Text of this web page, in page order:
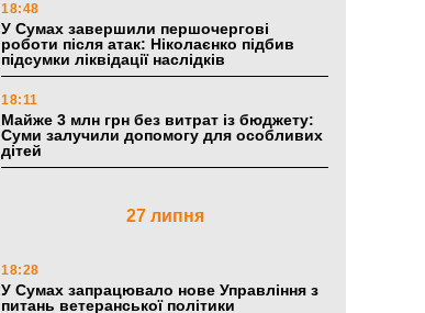
18:48
У Сумах завершили першочергові
роботи після атак: Ніколаєнко підбив
підсумки ліквідації наслідків
18:11
Майже 3 млн грн без витрат із бюджету:
Суми залучили допомогу для особливих
дітей
27 липня
18:28
У Сумах запрацювало нове Управління з
питань ветеранської політики